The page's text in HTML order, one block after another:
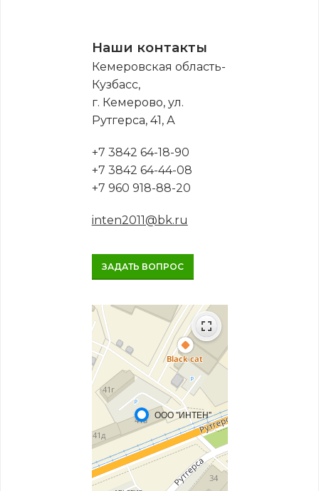
Наши контакты
Кемеровская область-
Кузбасс,
г. Кемерово, ул.
Рутгерса, 41, А
+7 3842 64-18-90
+7 3842 64-44-08
+7 960 918-88-20
inten2011@bk.ru
ЗАДАТЬ ВОПРОС